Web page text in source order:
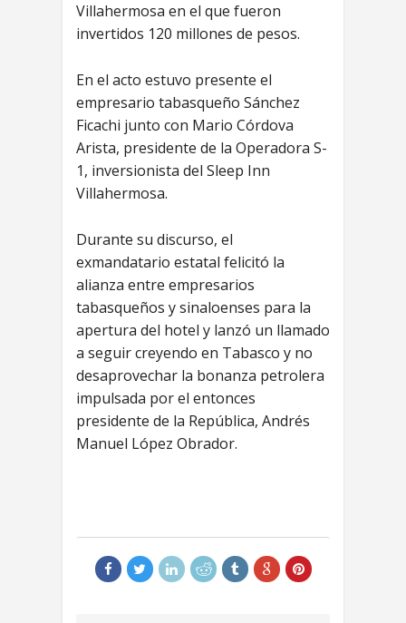
Villahermosa en el que fueron
invertidos 120 millones de pesos.
En el acto estuvo presente el
empresario tabasqueño Sánchez
Ficachi junto con Mario Córdova
Arista, presidente de la Operadora S-
1, inversionista del Sleep Inn
Villahermosa.
Durante su discurso, el
exmandatario estatal felicitó la
alianza entre empresarios
tabasqueños y sinaloenses para la
apertura del hotel y lanzó un llamado
a seguir creyendo en Tabasco y no
desaprovechar la bonanza petrolera
impulsada por el entonces
presidente de la República, Andrés
Manuel López Obrador.